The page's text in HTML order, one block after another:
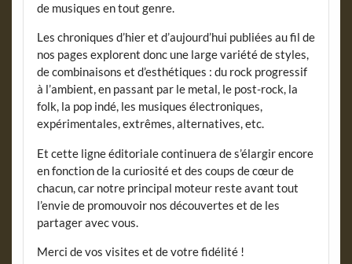
de musiques en tout genre.
Les chroniques d’hier et d’aujourd’hui publiées au fil de
nos pages explorent donc une large variété de styles,
de combinaisons et d’esthétiques : du rock progressif
à l’ambient, en passant par le metal, le post-rock, la
folk, la pop indé, les musiques électroniques,
expérimentales, extrêmes, alternatives, etc.
Et cette ligne éditoriale continuera de s’élargir encore
en fonction de la curiosité et des coups de cœur de
chacun, car notre principal moteur reste avant tout
l’envie de promouvoir nos découvertes et de les
partager avec vous.
Merci de vos visites et de votre fidélité !